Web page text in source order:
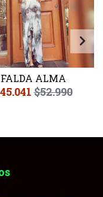
FALDA ALMA
$52.990